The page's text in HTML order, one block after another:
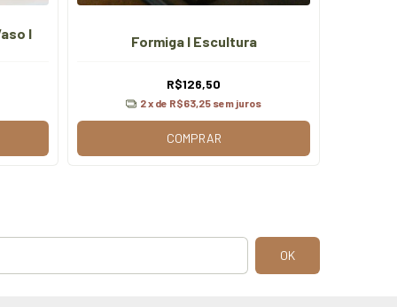
I
Formiga I Escultura
R$126,50
2x de R$63,25 sem juros
COMPRAR